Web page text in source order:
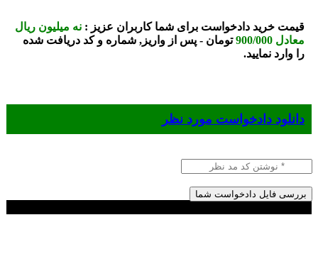
قیمت خرید دادخواست برای شما کاربران عزیز : نه میلیون ریال
معادل 900/000
تومان - پس از واریز, شماره و کد دریافت شده
را وارد نمایید.
دانلود دادخواست مورد نظر
بررسی فایل دادخواست شما